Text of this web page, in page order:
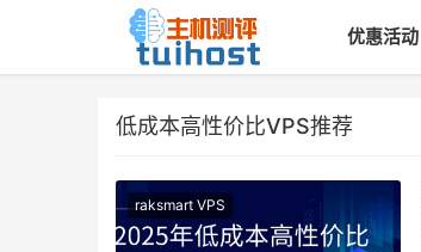
优惠活动
低成本高性价比VPS推荐
raksmart VPS